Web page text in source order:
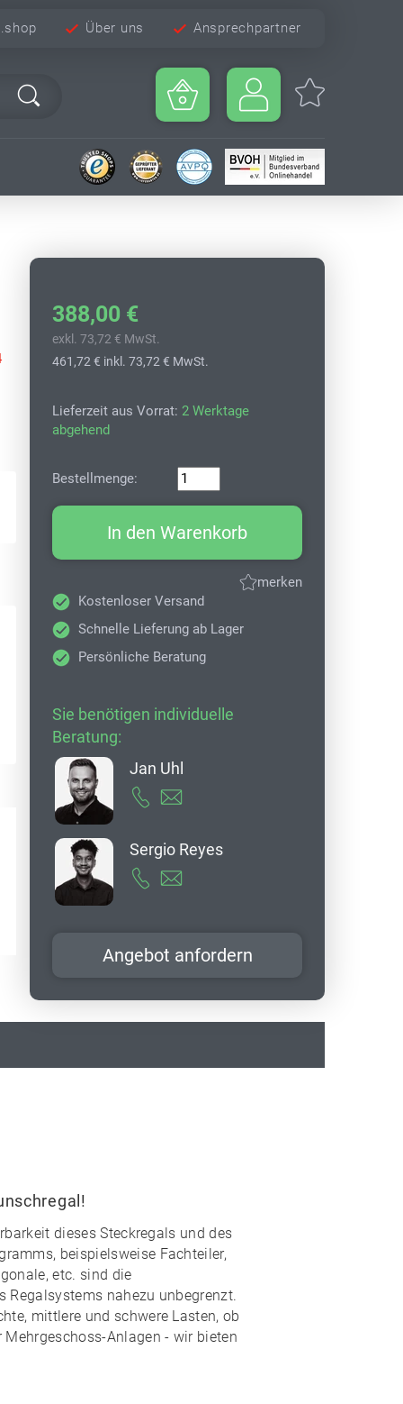
Über uns Ansprechpartner
388,00 €
exkl. 73,72 € MwSt.
461,72 € inkl. 73,72 € MwSt.
Lieferzeit aus Vorrat: 2 Werktage
abgehend
Bestellmenge:
In den Warenkorb
merken
Kostenloser Versand
Schnelle Lieferung ab Lager
Persönliche Beratung
Sie benötigen individuelle
Beratung:
Jan Uhl
Sergio Reyes
Angebot anfordern
dieses Steckregals und des
, beispielsweise Fachteiler,
etc. sind die
Regalsystems nahezu unbegrenzt.
mittlere und schwere Lasten, ob
Anlagen - wir bieten